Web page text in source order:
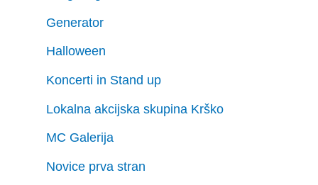
Generator
Halloween
Koncerti in Stand up
Lokalna akcijska skupina Krško
MC Galerija
Novice prva stran